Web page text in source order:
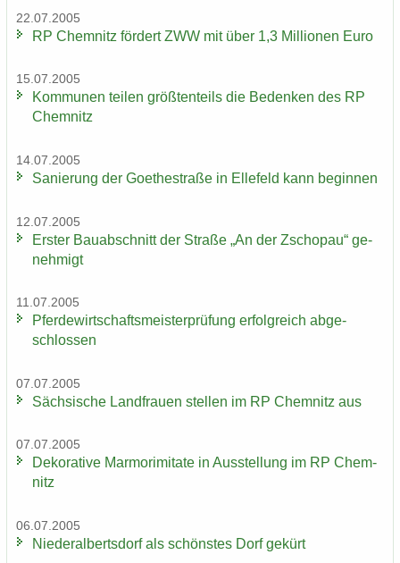
22.07.2005
RP Chem­nitz för­dert ZWW mit über 1,3 Mil­lio­nen Euro
15.07.2005
Kom­mu­nen tei­len größ­ten­teils die Be­den­ken des RP
Chem­nitz
14.07.2005
Sa­nie­rung der Goe­the­stra­ße in El­le­feld kann be­gin­nen
12.07.2005
Ers­ter Bau­ab­schnitt der Stra­ße „An der Zscho­pau“ ge­
neh­migt
11.07.2005
Pfer­de­wirt­schafts­meis­ter­prü­fung er­folg­reich ab­ge­
schlos­sen
07.07.2005
Säch­si­sche Land­frau­en stel­len im RP Chem­nitz aus
07.07.2005
De­ko­ra­ti­ve Mar­mo­r­imi­ta­te in Aus­stel­lung im RP Chem­
nitz
06.07.2005
Nie­der­al­berts­dorf als schöns­tes Dorf ge­kürt